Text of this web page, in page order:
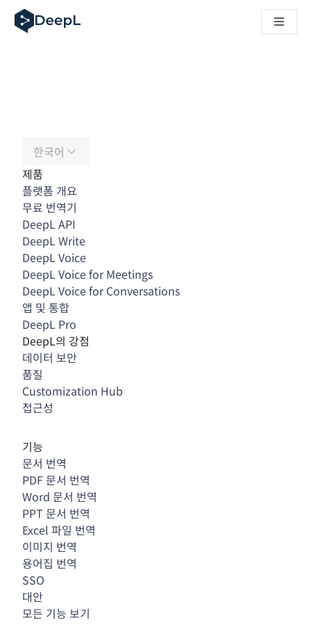
AI 에이전트용 DeepL
DeepL Translation Flow: 주요 사용 사례 및 통합 기능을 위한
한국어
제품
플랫폼 개요
무료 번역기
DeepL API
DeepL Write
DeepL Voice
DeepL Voice for Meetings
DeepL Voice for Conversations
앱 및 통합
DeepL Pro
DeepL의 강점
데이터 보안
품질
Customization Hub
접근성
기능
문서 번역
PDF 문서 번역
Word 문서 번역
PPT 문서 번역
Excel 파일 번역
이미지 번역
용어집 번역
SSO
대안
모든 기능 보기